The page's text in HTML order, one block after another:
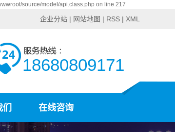
source/model/api.class.php on line 217
企业分站 | 网站地图 | RSS | XML
18680809171
在线咨询